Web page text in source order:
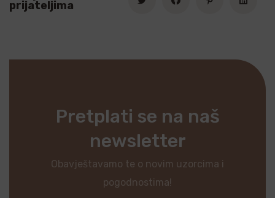
prijateljima
Pretplati se na naš
newsletter
Obavještavamo te o novim uzorcima i
pogodnostima!